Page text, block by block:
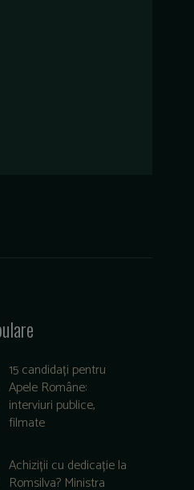
15 candidați pentru
Apele Române:
interviuri publice,
filmate
Achiziții cu dedicație la
Romsilva? Ministra